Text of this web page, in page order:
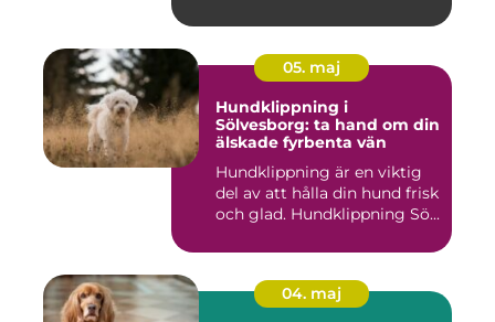
05. maj
Hundklippning i
Sölvesborg: ta hand om din
älskade fyrbenta vän
Hundklippning är en viktig
del av att hålla din hund frisk
och glad. Hundklippning Sö...
04. maj